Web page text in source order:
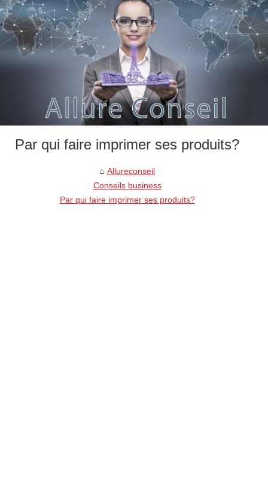
Par qui faire imprimer ses produits?
Allureconseil
Conseils business
Par qui faire imprimer ses produits?